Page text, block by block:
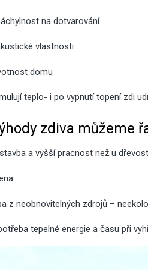
na dotvarování
vlastnosti
domu
teplo- i po vypnutí topení zdi
zdiva můžeme
a vyšší pracnost než u
z neobnovitelných zdrojů –
tepelné energie a času při